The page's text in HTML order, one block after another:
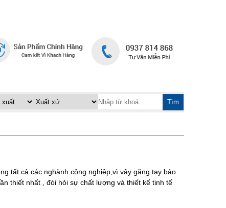
Tìm
tất cả các nghành cộng nghiệp,vì vậy găng tay bảo
thiết nhất , đòi hỏi sự chất lượng và thiết kế tinh tế